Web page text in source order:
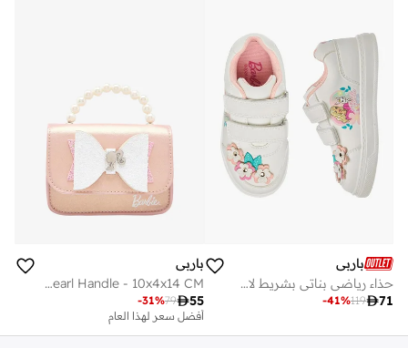
باربي
حذاء رياضي بناتي بشريط لاصق
71
119
-41%
باربي
Bow Accent School Crossbody Bag With Pearl Handle - 10x4x14 CM
55
79
-31%
أفضل سعر لهذا العام